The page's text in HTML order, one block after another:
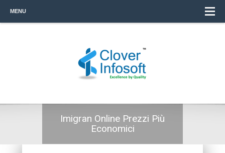
MENU
Imigran Online Prezzi Più
Economici